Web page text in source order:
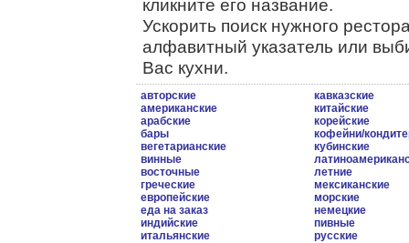
кликните его название.
Ускорить поиск нужного
алфавитный указатель или
Вас кухни.
авторские
американские
арабские
бары
вегетарианские
винные
восточные
греческие
европейские
еда на заказ
индийские
итальянские
кавказские
китайские
корейские
кофейни/
кубинские
летние
мексиканские
морские
немецкие
пивные
русские